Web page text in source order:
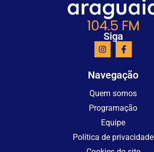
Siga
Navegação
Quem somos
Programação
Equipe
Política de privacidade